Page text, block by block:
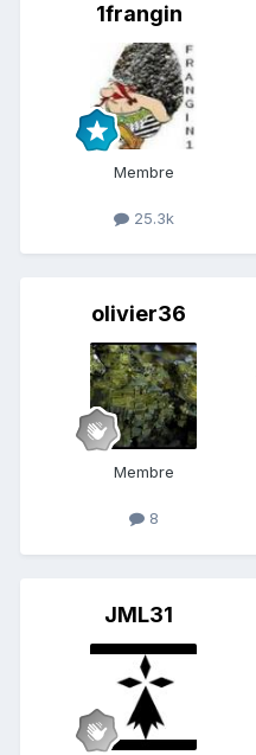
1frangin
Membre
25.3k
olivier36
Membre
8
JML31